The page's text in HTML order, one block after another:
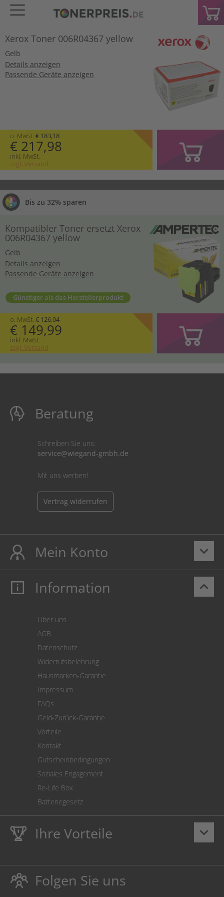
Xerox Toner 006R04367 yellow
Gelb
Details anzeigen
Passende Geräte anzeigen
o. MwSt. € 183,18
€ 217,98
inkl. MwSt.
zzgl. Versand
Bis zu 32% sparen
Kompatibler Toner ersetzt Xerox
006R04367 yellow
Gelb
Details anzeigen
Passende Geräte anzeigen
Günstiger als das Herstellerprodukt
o. MwSt. € 126,04
€ 149,99
inkl. MwSt.
zzgl. Versand
Beratung
Schreiben Sie uns:
service@wiegand-gmbh.de
Mit uns werben!
Vertrag widerrufen
keyboard_arrow_down
Mein Konto
Mein Konto
Cookie Einstellungen
keyboard_arrow_up
Information
Über uns
AGB
Datenschutz
Widerrufsbelehrung
Hausmarken-Garantie
Impressum
FAQs
Geld-Zurück-Garantie
Vorteile
Kontakt
Gutscheinbedingungen
Soziales Engagement
Re-Life Box
Batteriegesetz
keyboard_arrow_down
Ihre Vorteile
LebenslangeHausmarke Garantieauf Toner und Tinte
schützt auch Ihren Drucker.
Umweltfreundlich dadurch Abfallvermeidung.
Folgen Sie uns